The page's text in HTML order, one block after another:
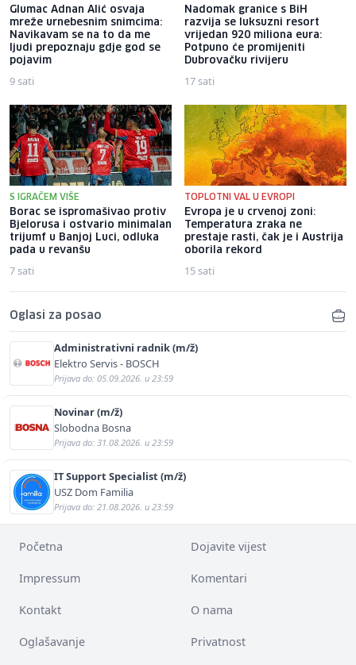
Glumac Adnan Alić osvaja
mreže urnebesnim snimcima:
Navikavam se na to da me
ljudi prepoznaju gdje god se
pojavim
9 sati
Nadomak granice s BiH
razvija se luksuzni resort
vrijedan 920 miliona eura:
Potpuno će promijeniti
Dubrovačku rivijeru
17 sati
S IGRAČEM VIŠE
Borac se ispromašivao protiv
Bjelorusa i ostvario minimalan
trijumf u Banjoj Luci, odluka
pada u revanšu
7 sati
TOPLOTNI VAL U EVROPI
Evropa je u crvenoj zoni:
Temperatura zraka ne
prestaje rasti, čak je i Austrija
oborila rekord
15 sati
Oglasi za posao
Administrativni radnik (m/ž)
Elektro Servis - BOSCH
Prijava do: 05.09.2026. u 23:59
Novinar (m/ž)
Slobodna Bosna
Prijava do: 31.08.2026. u 23:59
IT Support Specialist (m/ž)
USZ Dom Familia
Prijava do: 21.08.2026. u 23:59
Početna Dojavite vijest
Impressum Komentari
Kontakt O nama
Oglašavanje Privatnost